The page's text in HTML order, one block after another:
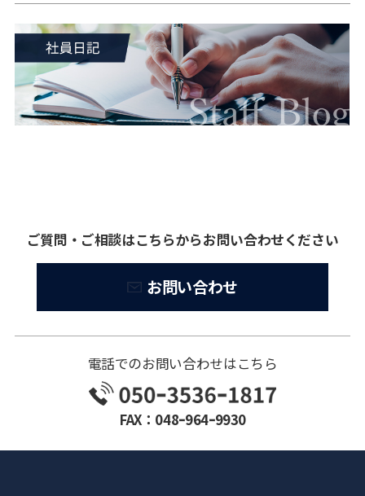
ご質問・ご相談はこちらからお問い合わせください
お問い合わせ
電話でのお問い合わせはこちら
FAX：048ｰ964ｰ9930